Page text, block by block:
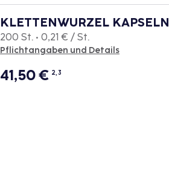
KLETTENWURZEL KAPSELN
200 St. • 0,21 € / St.
Pflichtangaben und Details
41,50€ 2, 3